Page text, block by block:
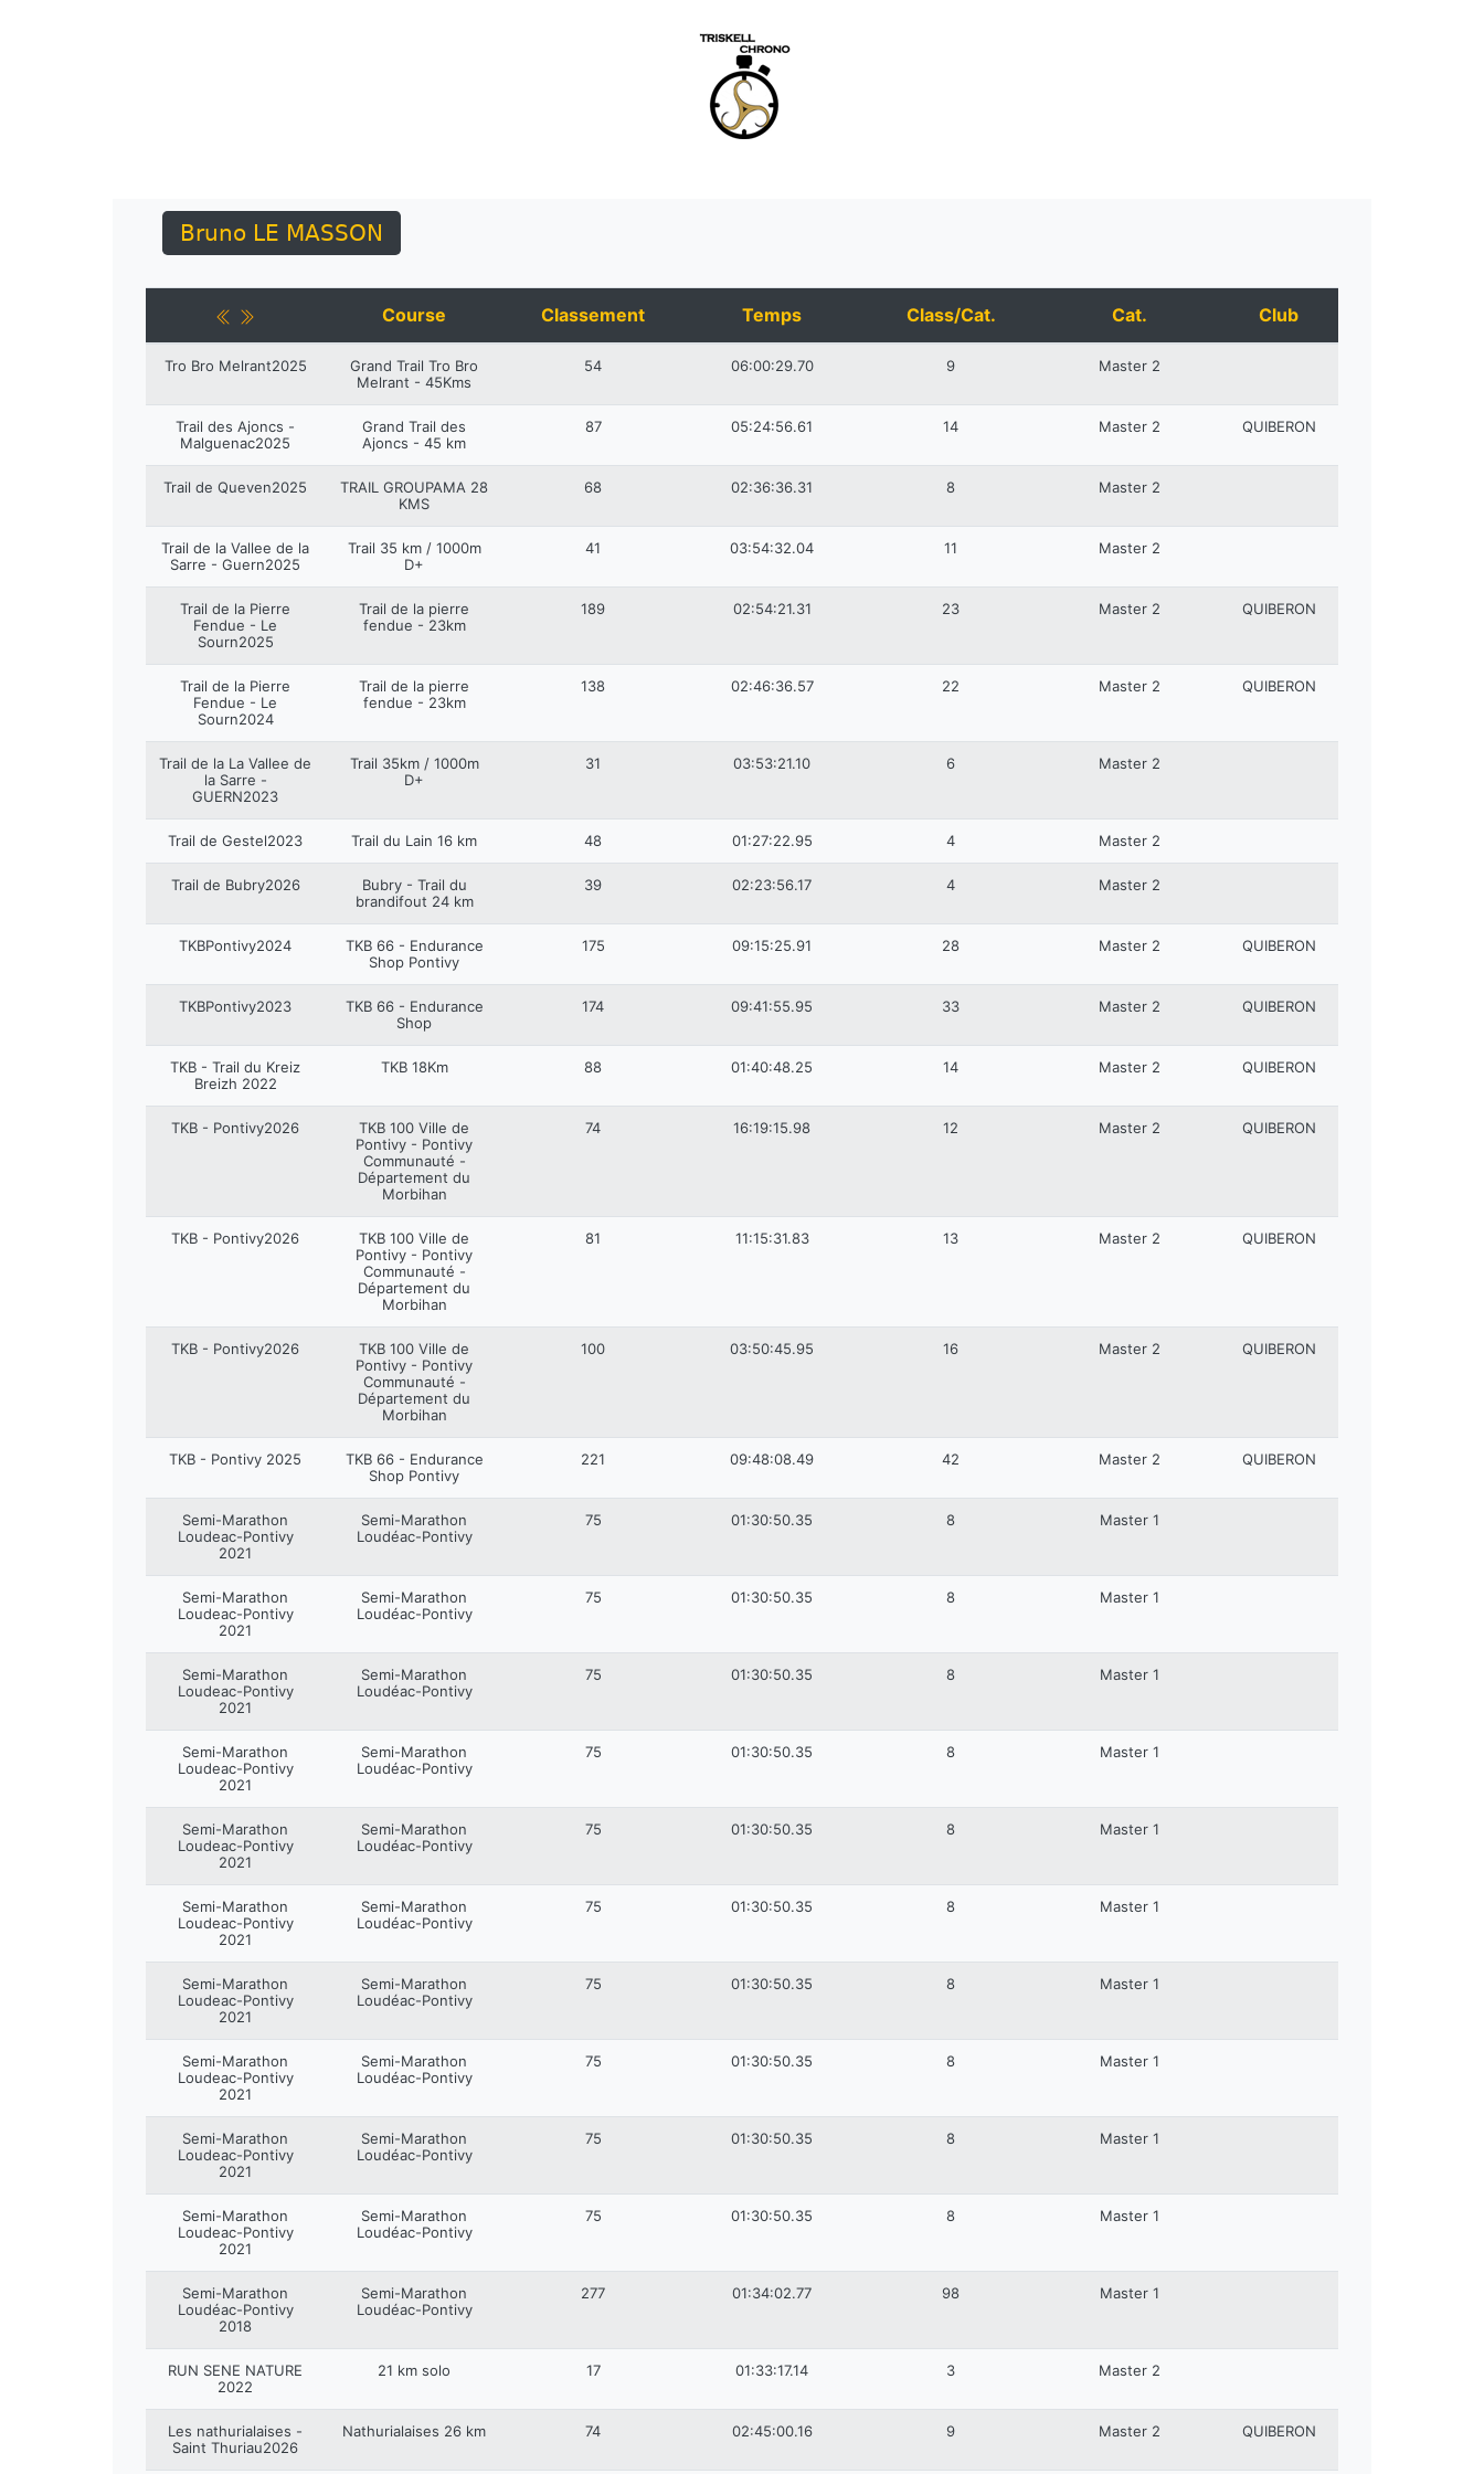
Bruno LE MASSON
Course Classement Temps Class/Cat. Cat. Club
Tro Bro Melrant2025
Grand Trail Tro Bro
Melrant - 45Kms
54 06:00:29.70 9 Master 2
Trail des Ajoncs -
Malguenac2025
Grand Trail des
Ajoncs - 45 km
87 05:24:56.61 14 Master 2 QUIBERON
Trail de Queven2025
TRAIL GROUPAMA 28
KMS
68 02:36:36.31 8 Master 2
Trail de la Vallee de la
Sarre - Guern2025
Trail 35 km / 1000m
D+
41 03:54:32.04 11 Master 2
Trail de la Pierre
Fendue - Le
Sourn2025
Trail de la pierre
fendue - 23km
189 02:54:21.31 23 Master 2 QUIBERON
Trail de la Pierre
Fendue - Le
Sourn2024
Trail de la pierre
fendue - 23km
138 02:46:36.57 22 Master 2 QUIBERON
Trail de la La Vallee de
la Sarre -
GUERN2023
Trail 35km / 1000m
D+
31 03:53:21.10 6 Master 2
Trail de Gestel2023 Trail du Lain 16 km 48 01:27:22.95 4 Master 2
Trail de Bubry2026
Bubry - Trail du
brandifout 24 km
39 02:23:56.17 4 Master 2
TKBPontivy2024
TKB 66 - Endurance
Shop Pontivy
175 09:15:25.91 28 Master 2 QUIBERON
TKBPontivy2023
TKB 66 - Endurance
Shop
174 09:41:55.95 33 Master 2 QUIBERON
TKB - Trail du Kreiz
Breizh 2022
TKB 18Km 88 01:40:48.25 14 Master 2 QUIBERON
TKB - Pontivy2026
TKB 100 Ville de
Pontivy - Pontivy
Communauté -
Département du
Morbihan
74 16:19:15.98 12 Master 2 QUIBERON
TKB - Pontivy2026
TKB 100 Ville de
Pontivy - Pontivy
Communauté -
Département du
Morbihan
81 11:15:31.83 13 Master 2 QUIBERON
TKB - Pontivy2026
TKB 100 Ville de
Pontivy - Pontivy
Communauté -
Département du
Morbihan
100 03:50:45.95 16 Master 2 QUIBERON
TKB - Pontivy 2025
TKB 66 - Endurance
Shop Pontivy
221 09:48:08.49 42 Master 2 QUIBERON
Semi-Marathon
Loudeac-Pontivy
2021
Semi-Marathon
Loudéac-Pontivy
75 01:30:50.35 8 Master 1
Semi-Marathon
Loudeac-Pontivy
2021
Semi-Marathon
Loudéac-Pontivy
75 01:30:50.35 8 Master 1
Semi-Marathon
Loudeac-Pontivy
2021
Semi-Marathon
Loudéac-Pontivy
75 01:30:50.35 8 Master 1
Semi-Marathon
Loudeac-Pontivy
2021
Semi-Marathon
Loudéac-Pontivy
75 01:30:50.35 8 Master 1
Semi-Marathon
Loudeac-Pontivy
2021
Semi-Marathon
Loudéac-Pontivy
75 01:30:50.35 8 Master 1
Semi-Marathon
Loudeac-Pontivy
2021
Semi-Marathon
Loudéac-Pontivy
75 01:30:50.35 8 Master 1
Semi-Marathon
Loudeac-Pontivy
2021
Semi-Marathon
Loudéac-Pontivy
75 01:30:50.35 8 Master 1
Semi-Marathon
Loudeac-Pontivy
2021
Semi-Marathon
Loudéac-Pontivy
75 01:30:50.35 8 Master 1
Semi-Marathon
Loudeac-Pontivy
2021
Semi-Marathon
Loudéac-Pontivy
75 01:30:50.35 8 Master 1
Semi-Marathon
Loudeac-Pontivy
2021
Semi-Marathon
Loudéac-Pontivy
75 01:30:50.35 8 Master 1
Semi-Marathon
Loudéac-Pontivy
2018
Semi-Marathon
Loudéac-Pontivy
277 01:34:02.77 98 Master 1
RUN SENE NATURE
2022
21 km solo 17 01:33:17.14 3 Master 2
Les nathurialaises -
Saint Thuriau2026
Nathurialaises 26 km 74 02:45:00.16 9 Master 2 QUIBERON